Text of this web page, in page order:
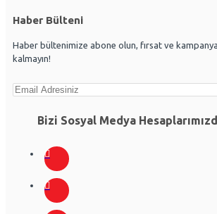
Haber Bülteni
Haber bültenimize abone olun, fırsat ve
kalmayın!
Bizi Sosyal Medya